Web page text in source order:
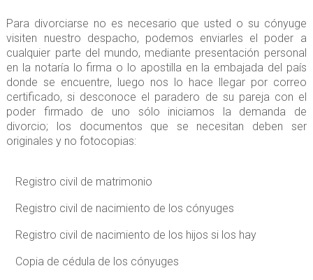
Para divorciarse no es necesario que usted o su cónyuge
visiten nuestro despacho, podemos enviarles el poder a
cualquier parte del mundo, mediante presentación personal
en la notaría lo firma o lo apostilla en la embajada del país
donde se encuentre, luego nos lo hace llegar por correo
certificado, si desconoce el paradero de su pareja con el
poder firmado de uno sólo iniciamos la demanda de
divorcio; los documentos que se necesitan deben ser
originales y no fotocopias:
Registro civil de matrimonio
Registro civil de nacimiento de los cónyuges
Registro civil de nacimiento de los hijos si los hay
Copia de cédula de los cónyuges